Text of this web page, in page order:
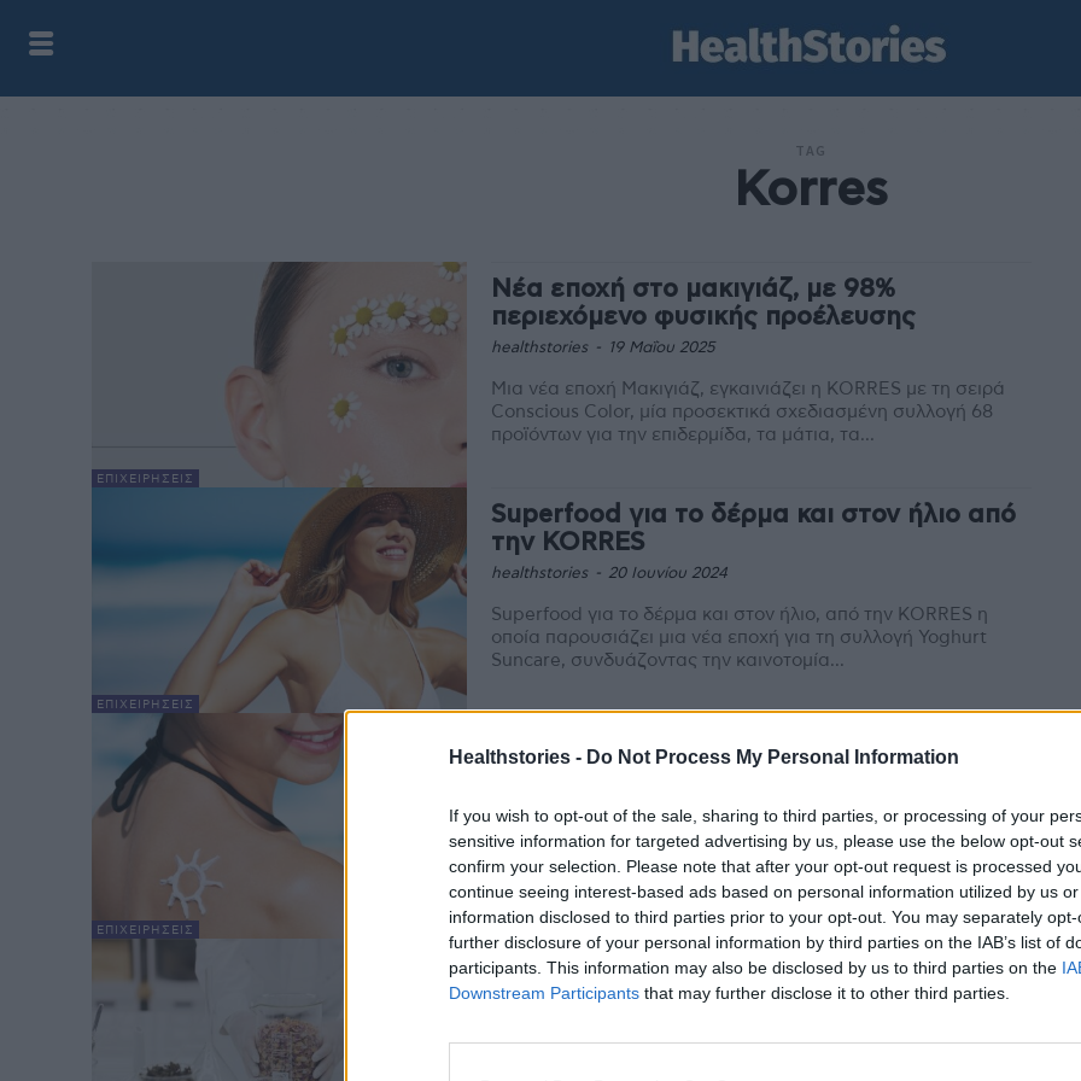
Healthstories - Do Not Process My Personal Information
If you wish to opt-out of the sale, sharing to third parties, or processing of your
sensitive information for targeted advertising by us, please use the below opt-out
confirm your selection. Please note that after your opt-out request is processed
continue seeing interest-based ads based on personal information utilized by us
information disclosed to third parties prior to your opt-out. You may separately
further disclosure of your personal information by third parties on the IAB’s list of
participants. This information may also be disclosed by us to third parties on the
Downstream Participants that may further disclose it to other third parties.
TAG
Korres
ΕΠΙΧΕΙΡΉΣΕΙΣ
Νέα εποχή στο μακιγιάζ, με 98%
περιεχόμενο φυσικής προέλευσης
healthstories - 19 Μαΐου 2025
Μια νέα εποχή Μακιγιάζ, εγκαινιάζει η KORRES με τη σειρά
Conscious Color, μία προσεκτικά σχεδιασμένη συλλογή 68
προϊόντων για την επιδερμίδα, τα μάτια, τα...
ΕΠΙΧΕΙΡΉΣΕΙΣ
Superfood για το δέρμα και στον ήλιο από
την KORRES
healthstories - 20 Ιουνίου 2024
Superfood για το δέρμα και στον ήλιο, από την KORRES η
οποία παρουσιάζει μια νέα εποχή για τη συλλογή Yoghurt
Suncare, συνδυάζοντας την καινοτομία...
ΕΠΙΧΕΙΡΉΣΕΙΣ
αντηλιακής φροντίδας
Η συλλογή KORRES Red Grape συνδυάζει την απόλυτη
προστασία από τον ήλιο και τη φωτογήρανση, καθ’ όλη τη
διάρκεια του χρόνου, στην πόλη ή...
Διεθνής Ημέρα Γυναικών και Κοριτσιών
στην Επιστήμη – “Women Power στην